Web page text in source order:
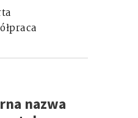
nazwa